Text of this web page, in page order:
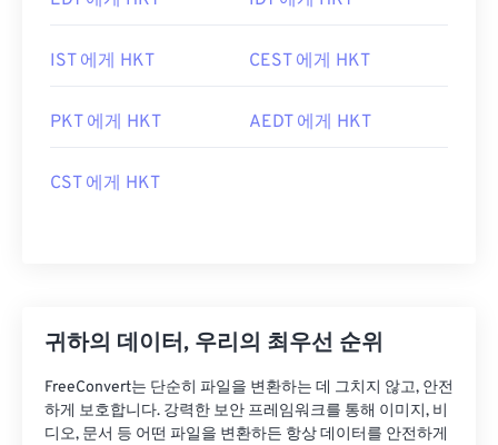
IST 에게 HKT CEST 에게 HKT
PKT 에게 HKT AEDT 에게 HKT
CST 에게 HKT
귀하의 데이터, 우리의 최우선 순위
FreeConvert는 단순히 파일을 변환하는 데 그치지 않고, 안전
하게 보호합니다. 강력한 보안 프레임워크를 통해 이미지, 비
디오, 문서 등 어떤 파일을 변환하든 항상 데이터를 안전하게